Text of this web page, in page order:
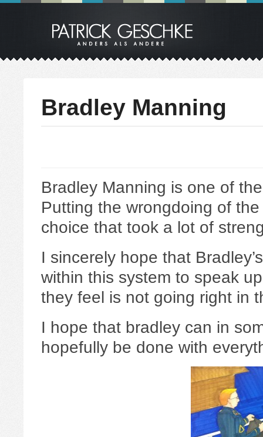
Bradley Manning
Bradley Manning is one of
Putting the wrongdoing of
choice that took a lot of
I sincerely hope that
within this system to speak
they feel is not going right in
I hope that bradley can in
hopefully be done with